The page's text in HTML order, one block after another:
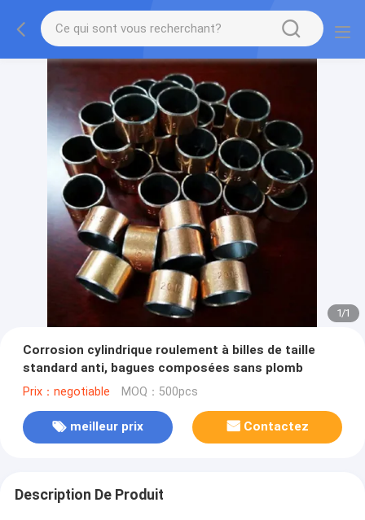
1/1
Corrosion cylindrique roulement à billes de taille
standard anti, bagues composées sans plomb
Prix：negotiable MOQ：500pcs
meilleur prix Contactez
Description De Produit